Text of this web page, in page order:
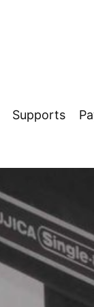
Supports